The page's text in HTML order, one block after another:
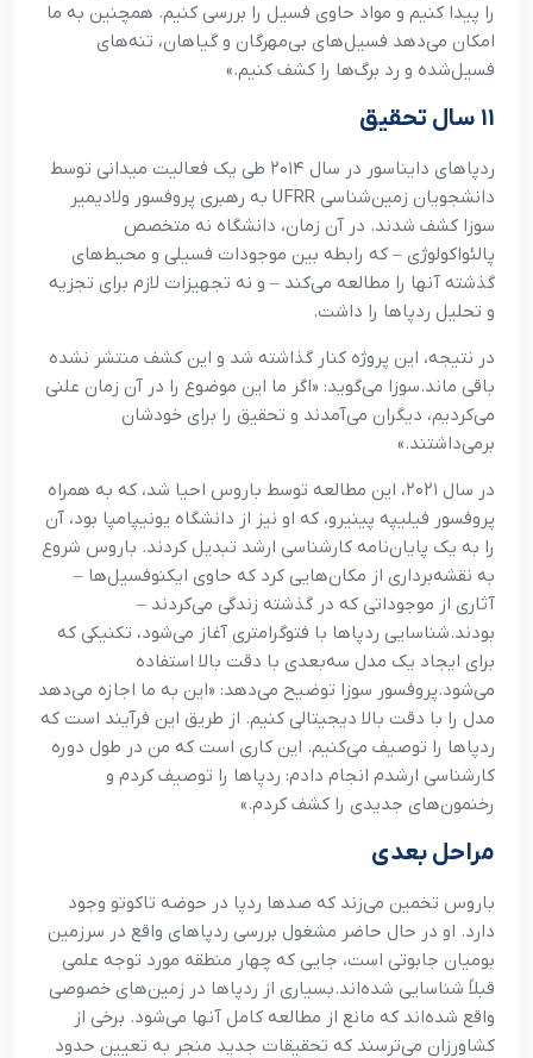
را پیدا کنیم و مواد حاوی فسیل را بررسی کنیم. همچنین به ما
امکان می‌دهد فسیل‌های بی‌مهرگان و گیاهان، تنه‌های
فسیل‌شده و رد برگ‌ها را کشف کنیم.»
۱۱ سال تحقیق
ردپاهای دایناسور در سال ۲۰۱۴ طی یک فعالیت میدانی توسط
دانشجویان زمین‌شناسی UFRR به رهبری پروفسور ولادیمیر
سوزا کشف شدند. در آن زمان، دانشگاه نه متخصص
پالئواکولوژی – که رابطه بین موجودات فسیلی و محیط‌های
گذشته آنها را مطالعه می‌کند – و نه تجهیزات لازم برای تجزیه
و تحلیل ردپاها را داشت.
در نتیجه، این پروژه کنار گذاشته شد و این کشف منتشر نشده
باقی ماند.سوزا می‌گوید: «اگر ما این موضوع را در آن زمان علنی
می‌کردیم، دیگران می‌آمدند و تحقیق را برای خودشان
برمی‌داشتند.»
در سال ۲۰۲۱، این مطالعه توسط باروس احیا شد، که به همراه
پروفسور فیلیپه پینیرو، که او نیز از دانشگاه یونیپامپا بود، آن
را به یک پایان‌نامه کارشناسی ارشد تبدیل کردند. باروس شروع
به نقشه‌برداری از مکان‌هایی کرد که حاوی ایکنوفسیل‌ها –
آثاری از موجوداتی که در گذشته زندگی می‌کردند –
بودند.شناسایی ردپاها با فتوگرامتری آغاز می‌شود، تکنیکی که
برای ایجاد یک مدل سه‌بعدی با دقت بالا استفاده
می‌شود.پروفسور سوزا توضیح می‌دهد: «این به ما اجازه می‌دهد
مدل را با دقت بالا دیجیتالی کنیم. از طریق این فرآیند است که
ردپاها را توصیف می‌کنیم. این کاری است که من در طول دوره
کارشناسی ارشدم انجام دادم: ردپاها را توصیف کردم و
رخنمون‌های جدیدی را کشف کردم.»
مراحل بعدی
باروس تخمین می‌زند که صدها ردپا در حوضه تاکوتو وجود
دارد. او در حال حاضر مشغول بررسی ردپاهای واقع در سرزمین
بومیان جابوتی است، جایی که چهار منطقه مورد توجه علمی
قبلاً شناسایی شده‌اند.بسیاری از ردپاها در زمین‌های خصوصی
واقع شده‌اند که مانع از مطالعه کامل آنها می‌شود. برخی از
کشاورزان می‌ترسند که تحقیقات جدید منجر به تعیین حدود